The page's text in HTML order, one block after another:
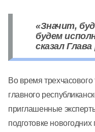
«Значит,
будем
сказал
Во время
главного
приглашенные
подготовке